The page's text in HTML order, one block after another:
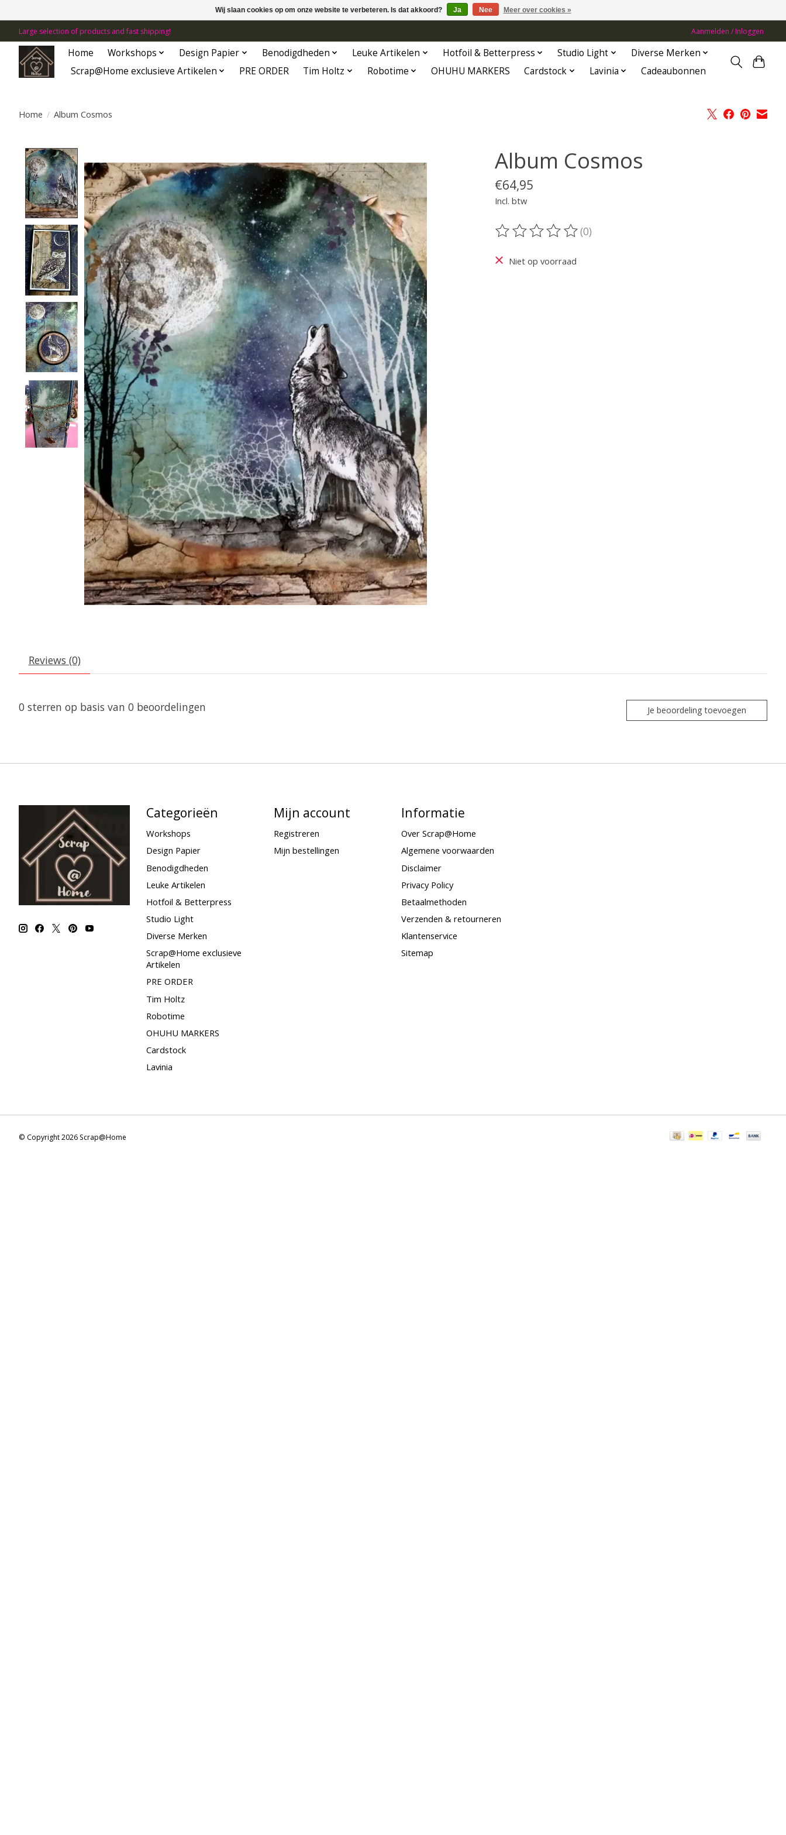
Large selection of products and fast shipping! Aanmelden / Inloggen
Home Workshops Design Papier Benodigdheden Leuke Artikelen Hotfoil & Betterpress Studio Light
Diverse Merken
Scrap@Home exclusieve Artikelen
PRE ORDER Tim Holtz Robotime OHUHU MARKERS Cardstock Lavinia Cadeaubonnen
Home / Album Cosmos
Album Cosmos
€64,95
Incl. btw
De beoordeling van dit product is
(0)
Niet op voorraad
Reviews (0)
0 sterren op basis van 0 beoordelingen Je beoordeling toevoegen
Categorieën
Workshops
Design Papier
Benodigdheden
Leuke Artikelen
Hotfoil & Betterpress
Studio Light
Diverse Merken
Scrap@Home exclusieve
Artikelen
PRE ORDER
Tim Holtz
Robotime
OHUHU MARKERS
Cardstock
Lavinia
Mijn account
Registreren
Mijn bestellingen
Informatie
Over Scrap@Home
Algemene voorwaarden
Disclaimer
Privacy Policy
Betaalmethoden
Verzenden & retourneren
Klantenservice
Sitemap
© Copyright 2026 Scrap@Home
Wij slaan cookies op om onze website te verbeteren. Is dat akkoord? Ja Nee Meer over cookies »